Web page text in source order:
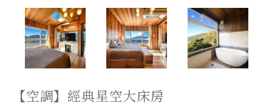
【空調】經典星空大床房